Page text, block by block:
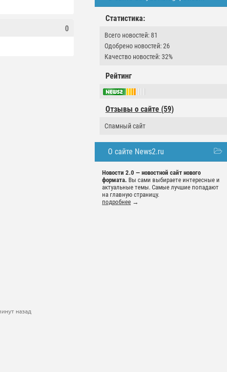
Статистика:
Всего новостей: 81
Одобрено новостей: 26
Качество новостей: 32%
Рейтинг
Отзывы о сайте (59)
Спамный сайт
О сайте News2.ru
Новости 2.0 — новостной сайт нового
формата. Вы сами выбираете интересные и
актуальные темы. Самые лучшие попадают
на главную страницу.
подробнее →
0
назад